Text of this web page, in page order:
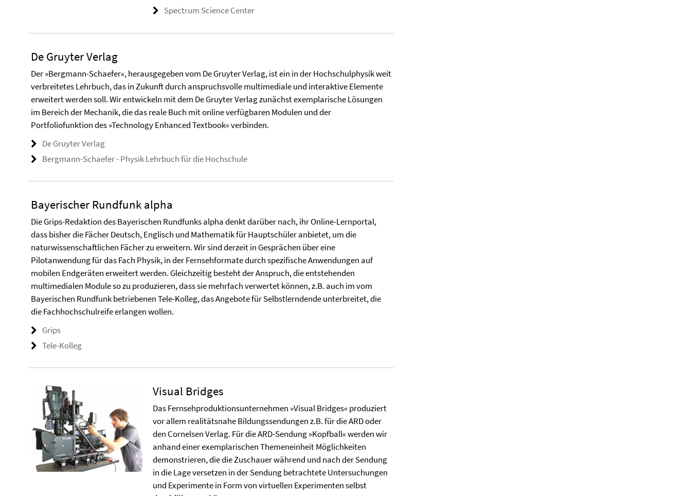
Spectrum Science Center
De Gruyter Verlag
Der »Bergmann-Schaefer«, herausgegeben vom De Gruyter Verlag, ist ein in der Hochschulphysik weit
verbreitetes Lehrbuch, das in Zukunft durch anspruchsvolle multimediale und interaktive Elemente
erweitert werden soll. Wir entwickeln mit dem De Gruyter Verlag zunächst exemplarische Lösungen
im Bereich der Mechanik, die das reale Buch mit online verfügbaren Modulen und der
Portfoliofunktion des »Technology Enhanced Textbook« verbinden.
De Gruyter Verlag
Bergmann-Schaefer - Physik Lehrbuch für die Hochschule
Bayerischer Rundfunk alpha
Die Grips-Redaktion des Bayerischen Rundfunks alpha denkt darüber nach, ihr Online-Lernportal,
dass bisher die Fächer Deutsch, Englisch und Mathematik für Hauptschüler anbietet, um die
naturwissenschaftlichen Fächer zu erweitern. Wir sind derzeit in Gesprächen über eine
Pilotanwendung für das Fach Physik, in der Fernsehformate durch spezifische Anwendungen auf
mobilen Endgeräten erweitert werden. Gleichzeitig besteht der Anspruch, die entstehenden
multimedialen Module so zu produzieren, dass sie mehrfach verwertet können, z.B. auch im vom
Bayerischen Rundfunk betriebenen Tele-Kolleg, das Angebote für Selbstlerndende unterbreitet, die
die Fachhochschulreife erlangen wollen.
Grips
Tele-Kolleg
Visual Bridges
Das Fernsehproduktionsunternehmen »Visual Bridges« produziert
vor allem realitätsnahe Bildungssendungen z.B. für die ARD oder
den Cornelsen Verlag. Für die ARD-Sendung »Kopfball« werden wir
anhand einer exemplarischen Themeneinheit Möglichkeiten
demonstrieren, die die Zuschauer während und nach der Sendung
in die Lage versetzen in der Sendung betrachtete Untersuchungen
und Experimente in Form von virtuellen Experimenten selbst